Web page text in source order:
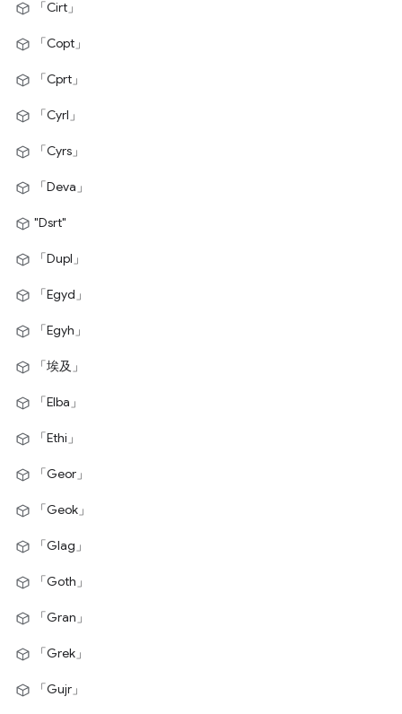
「Cirt」
「Copt」
「Cprt」
「Cyrl」
「Cyrs」
「Deva」
"Dsrt"
「Dupl」
「Egyd」
「Egyh」
「埃及」
「Elba」
「Ethi」
「Geor」
「Geok」
「Glag」
「Goth」
「Gran」
「Grek」
「Gujr」